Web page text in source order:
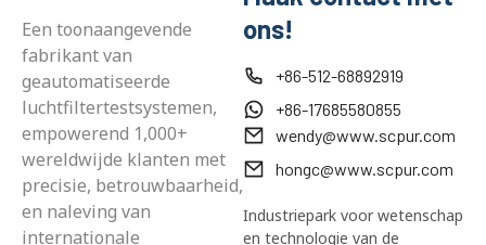
Een toonaangevende
fabrikant van
geautomatiseerde
luchtfiltertestsystemen,
empowerend 1,000+
wereldwijde klanten met
precisie, betrouwbaarheid,
en naleving van
internationale
ons!
+86-512-68892919
+86-17685580855
wendy@www.scpur.com
hongc@www.scpur.com
Industriepark voor wetenschap
en technologie van de